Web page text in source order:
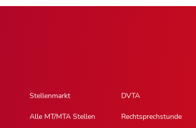
Stellenmarkt
Alle MT/MTA Stellen
DVTA
Rechtsprechstunde